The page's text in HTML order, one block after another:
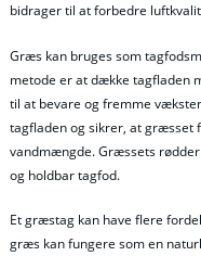
bidrager til at forbedre
Græs kan bruges som
metode er at dække tagfladen
til at bevare og fremme
tagfladen og sikrer, at græsset
vandmængde. Græssets
og holdbar tagfod.
Et græstag kan have flere
græs kan fungere som en